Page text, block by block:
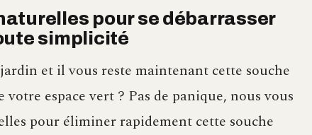
pour se débarrasser
simplicité
et il vous reste maintenant cette souche
espace vert ? Pas de panique, nous vous
pour éliminer rapidement cette souche